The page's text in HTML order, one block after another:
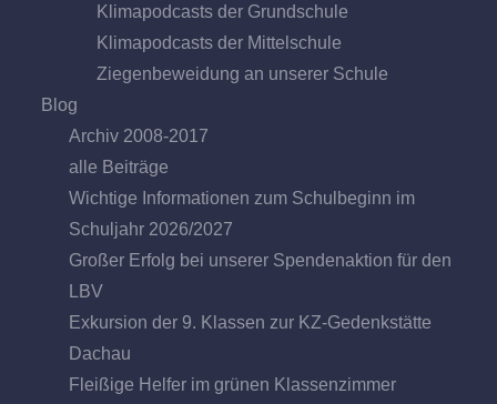
Klimapodcasts der Grundschule
Klimapodcasts der Mittelschule
Ziegenbeweidung an unserer Schule
Blog
Archiv 2008-2017
alle Beiträge
Wichtige Informationen zum Schulbeginn im
Schuljahr 2026/2027
Großer Erfolg bei unserer Spendenaktion für den
LBV
Exkursion der 9. Klassen zur KZ-Gedenkstätte
Dachau
Fleißige Helfer im grünen Klassenzimmer